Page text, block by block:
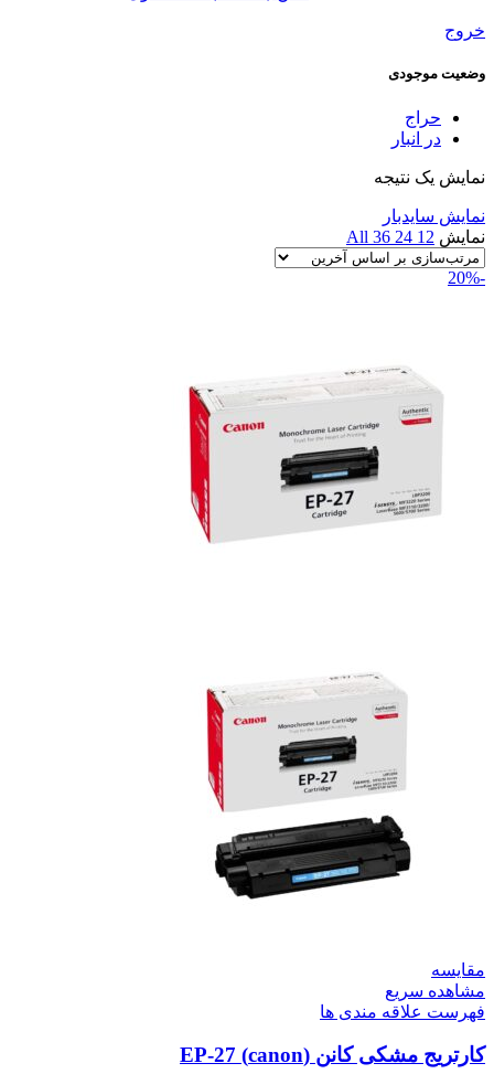
خروج
وضعیت موجودی
حراج
در انبار
نمایش یک نتیجه
نمایش سایدبار
نمایش 12
24
36
All
-20%
مقایسه
مشاهده سریع
فهرست علاقه مندی ها
کارتریج مشکی کانن (canon) EP-27